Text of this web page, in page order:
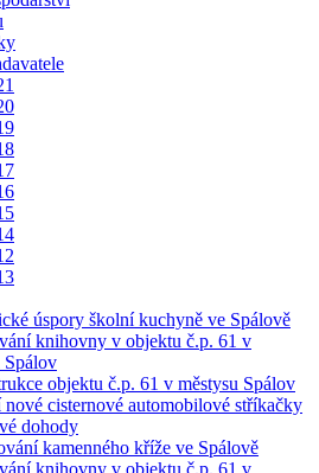
úspory školní kuchyně ve Spálově
knihovny v objektu č.p. 61 v
Spálov
objektu č.p. 61 v městysu Spálov
nové cisternové automobilové stříkačky
dohody
kamenného kříže ve Spálově
knihovny v objektu č.p. 61 v